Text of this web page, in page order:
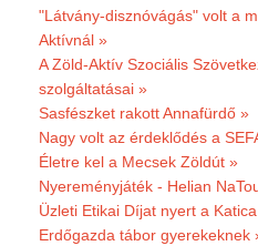
"Látvány-disznóvágás" volt a
Aktívnál »
A Zöld-Aktív Szociális
szolgáltatásai »
Sasfészket rakott Annafürdő »
Nagy volt az érdeklődés a
Életre kel a Mecsek Zöldút »
Nyereményjáték - Helian
Üzleti Etikai Díjat nyert a
Erdőgazda tábor gyerekeknek